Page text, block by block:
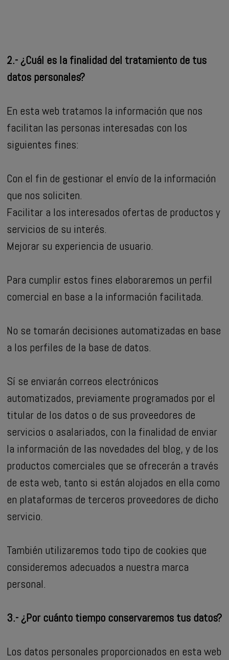
2.- ¿Cuál es la finalidad del tratamiento de tus
datos personales?
En esta web tratamos la información que nos
facilitan las personas interesadas con los
siguientes fines:
Con el fin de gestionar el envío de la información
que nos soliciten.
Facilitar a los interesados ofertas de productos y
servicios de su interés.
Mejorar su experiencia de usuario.
Para cumplir estos fines elaboraremos un perfil
comercial en base a la información facilitada.
No se tomarán decisiones automatizadas en base
a los perfiles de la base de datos.
Sí se enviarán correos electrónicos
automatizados, previamente programados por el
titular de los datos o de sus proveedores de
servicios o asalariados, con la finalidad de enviar
la información de las novedades del blog, y de los
productos comerciales que se ofrecerán a través
de esta web, tanto si están alojados en ella como
en plataformas de terceros proveedores de dicho
servicio.
También utilizaremos todo tipo de cookies que
consideremos adecuados a nuestra marca
personal.
3.- ¿Por cuánto tiempo conservaremos tus datos?
Los datos personales proporcionados en esta web